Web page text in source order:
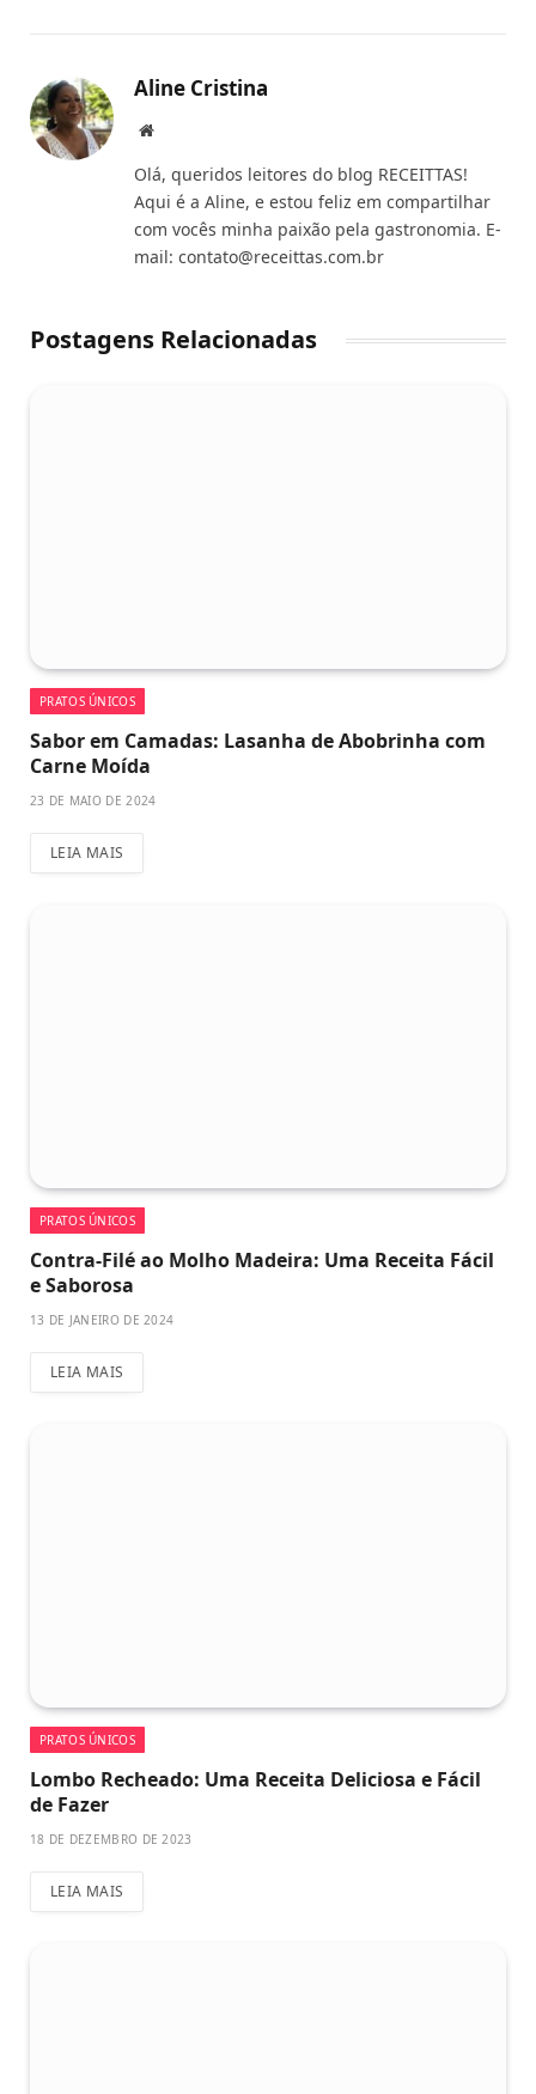
Aline Cristina
Website
Olá, queridos leitores do blog RECEITTAS!
Aqui é a Aline, e estou feliz em compartilhar
com vocês minha paixão pela gastronomia. E-
mail: contato@receittas.com.br
Postagens Relacionadas
PRATOS ÚNICOS
Sabor em Camadas: Lasanha de Abobrinha com
Carne Moída
23 DE MAIO DE 2024
LEIA MAIS
PRATOS ÚNICOS
Contra-Filé ao Molho Madeira: Uma Receita Fácil
e Saborosa
13 DE JANEIRO DE 2024
LEIA MAIS
PRATOS ÚNICOS
Lombo Recheado: Uma Receita Deliciosa e Fácil
de Fazer
18 DE DEZEMBRO DE 2023
LEIA MAIS